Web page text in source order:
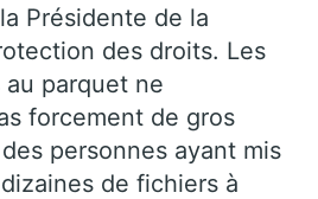
Présidente de la
des droits. Les
parquet ne
forcement de gros
personnes ayant mis
de fichiers à